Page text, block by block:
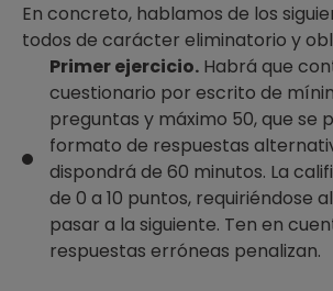
En concreto, hablamos de los
todos de carácter eliminatorio y
Primer ejercicio. Habrá que
cuestionario por escrito de
preguntas y máximo 50, que se
formato de respuestas
dispondrá de 60 minutos. La
de 0 a 10 puntos, requiriéndose
pasar a la siguiente. Ten en
respuestas erróneas penalizan.